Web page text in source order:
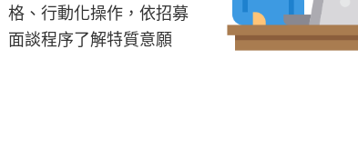
格、行動化操作，依招募
面談程序了解特質意願